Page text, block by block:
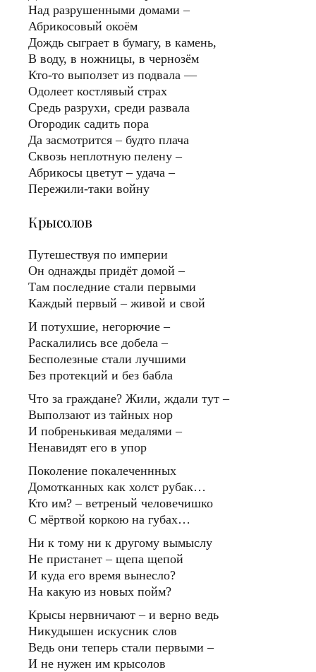
Над разрушенными домами –
Абрикосовый окоём
Дождь сыграет в бумагу, в камень,
В воду, в ножницы, в чернозём
Кто-то выползет из подвала —
Одолеет костлявый страх
Средь разрухи, среди развала
Огородик садить пора
Да засмотрится – будто плача
Сквозь неплотную пелену –
Абрикосы цветут – удача –
Пережили-таки войну
Крысолов
Путешествуя по империи
Он однажды придёт домой –
Там последние стали первыми
Каждый первый – живой и свой
И потухшие, негорючие –
Раскалились все добела –
Бесполезные стали лучшими
Без протекций и без бабла
Что за граждане? Жили, ждали тут –
Выползают из тайных нор
И побренькивая медалями –
Ненавидят его в упор
Поколение покалеченнных
Домотканных как холст рубак…
Кто им? – ветреный человечишко
С мёртвой коркою на губах…
Ни к тому ни к другому вымыслу
Не пристанет – щепа щепой
И куда его время вынесло?
На какую из новых пойм?
Крысы нервничают – и верно ведь
Никудышен искусник слов
Ведь они теперь стали первыми –
И не нужен им крысолов